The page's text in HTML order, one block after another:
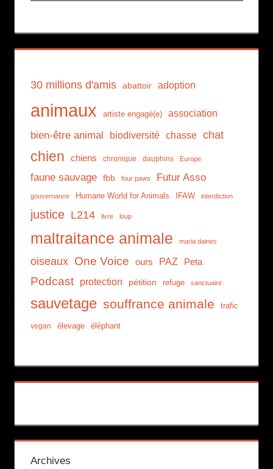
30 millions d'amis abattoir adoption
animaux artiste engagé(e) association
bien-être animal biodiversité chasse chat
chien chiens chronique dauphins Europe
faune sauvage fbb four paws Futur Asso
gouvernance Humane World for Animals IFAW interdiction
justice L214 livre loup
maltraitance animale maria daines
oiseaux One Voice ours PAZ Peta
Podcast protection pétition refuge sanctuaire
sauvetage souffrance animale trafic
vegan élevage éléphant
Archives